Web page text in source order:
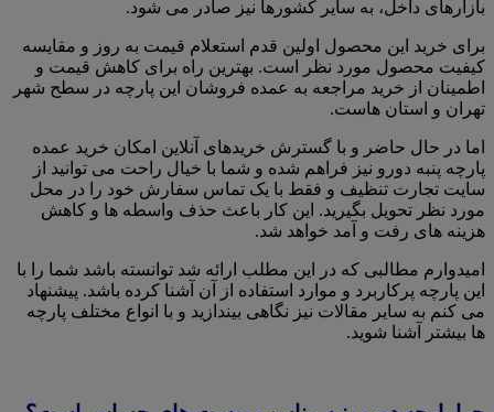
بازارهای داخل، به سایر کشورها نیز صادر می شود.
برای خرید این محصول اولین قدم استعلام قیمت به روز و مقایسه
کیفیت محصول مورد نظر است. بهترین راه برای کاهش قیمت و
اطمینان از خرید مراجعه به عمده فروشان این پارچه در سطح شهر
تهران و استان هاست.
اما در حال حاضر و با گسترش خریدهای آنلاین امکان خرید عمده
پارچه پنبه دورو نیز فراهم شده و شما با خیال راحت می توانید از
سایت تجارت تنظیف و فقط با یک تماس سفارش خود را در محل
مورد نظر تحویل بگیرید. این کار باعث حذف واسطه ها و کاهش
هزینه های رفت و آمد خواهد شد.
امیدوارم مطالبی که در این مطلب ارائه شد توانسته باشد شما را با
این پارچه پرکاربرد و موارد استفاده از آن آشنا کرده باشد. پیشنهاد
می کنم به سایر مقالات نیز نگاهی بیندازید و با انواع مختلف پارچه
ها بیشتر آشنا شوید.